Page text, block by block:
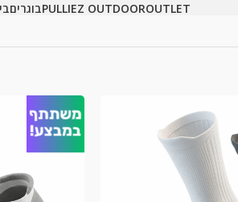
OUTLET
PULLIEZ OUTDOORבוגרים